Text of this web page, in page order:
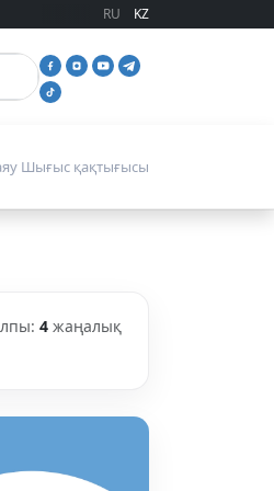
RU KZ
Шығыс қақтығысы
4 жаңалық